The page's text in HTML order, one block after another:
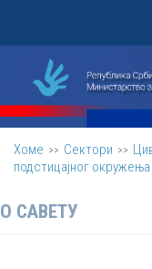
Хоме >> Сектори >>
подстицајног
О САВЕТУ